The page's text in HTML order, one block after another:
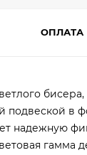
ОПЛАТА
в
надежную
гамма